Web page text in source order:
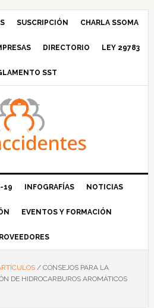
SUSCRIPCIÓN CHARLA SSOMA
DIRECTORIO LEY 29783
SST
19 INFOGRAFÍAS NOTICIAS
EVENTOS Y FORMACIÓN
/CONSEJOS PARA LA
DE HIDROCARBUROS AROMÁTICOS